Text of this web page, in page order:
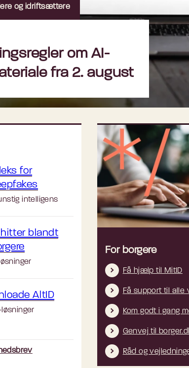
og idriftsættere
om AI-
fra 2. august
for
intelligens
hitter blandt
AltID
løsninger
For borgere
Få hjælp til MitID
Få support til alle
Kom godt i gang
Genvej til
Råd og